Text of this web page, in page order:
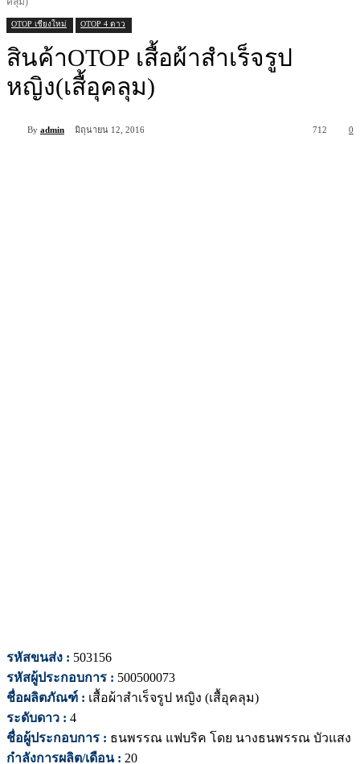
OTOP เชียงใหม่ OTOP 4 ดาว
สินค้าOTOP เสื้อผ้าสำเร็จรูป
หญิง(เสื้อุคลุม)
By admin มิถุนายน 12, 2016 0
712
รหัสขนส่ง : 503156
รหัสผู้ประกอบการ : 500500073
ชื่อผลิตภัณฑ์ : เสื้อผ้าสำเร็จรูป หญิง (เสื้อุคลุม)
ระดับดาว : 4
ชื่อผู้ประกอบการ : ธนพรรณ แฟบริค โดย นางธนพรรณ บัวแสง
กำลังการผลิต/เดือน : 20